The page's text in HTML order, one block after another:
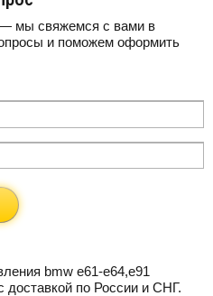
мы свяжемся с вами в
и поможем оформить
bmw e61-e64,e91
доставкой по России и СНГ.